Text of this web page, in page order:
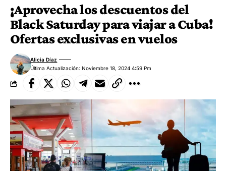
¡Aprovecha los descuentos del
Black Saturday para viajar a Cuba!
Ofertas exclusivas en vuelos
Última Actualización: Noviembre 18, 2024 4:59 Pm
Alicia Díaz